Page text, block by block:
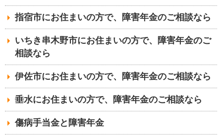
指宿市にお住まいの方で、障害年金のご相談なら
いちき串木野市にお住まいの方で、障害年金のご
相談なら
伊佐市にお住まいの方で、障害年金のご相談なら
垂水にお住まいの方で、障害年金のご相談なら
傷病手当金と障害年金